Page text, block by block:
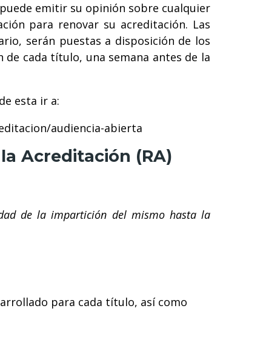
emitir su opinión sobre cualquier
para renovar su acreditación. Las
serán puestas a disposición de los
de cada título, una semana antes de la
esta ir a:
audiencia-abierta
Acreditación (RA)
de la impartición del mismo hasta la
para cada título, así como